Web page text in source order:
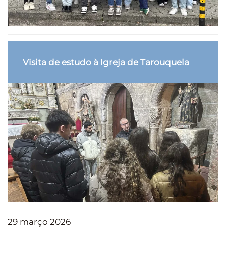
Visita de estudo à Igreja de Tarouquela
29 março 2026